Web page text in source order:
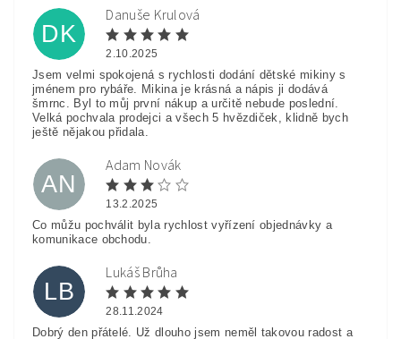
DK
Danuše Krulová
2.10.2025
Jsem velmi spokojená s rychlosti dodání dětské mikiny s
jménem pro rybáře. Mikina je krásná a nápis ji dodává
šmrnc. Byl to můj první nákup a určitě nebude poslední.
Velká pochvala prodejci a všech 5 hvězdiček, klidně bych
ještě nějakou přidala.
AN
Adam Novák
13.2.2025
Co můžu pochválit byla rychlost vyřízení objednávky a
komunikace obchodu.
LB
Lukáš Brůha
28.11.2024
Dobrý den přátelé. Už dlouho jsem neměl takovou radost a